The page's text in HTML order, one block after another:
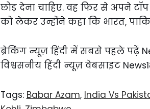
छोड़ देना चाहिए. वह फिर से अपने
को लेकर उन्होंने कहा कि भारत,
ब्रेकिंग न्यूज़ हिंदी में सबसे पहले पढ़ें
विश्वसनीय हिंदी न्यूज़ वेबसाइट
Tags: Babar Azam, India Vs